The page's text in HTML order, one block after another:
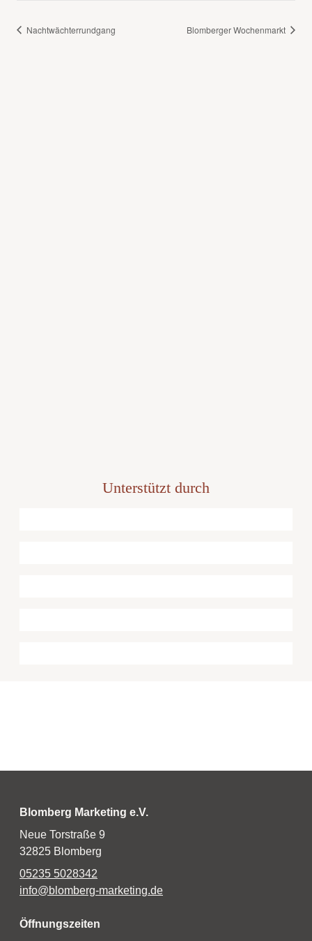
Nachtwächterrundgang Blomberger Wochenmarkt
Unterstützt durch
Blomberg Marketing e.V.
Neue Torstraße 9
32825 Blomberg
05235 5028342
info@blomberg-marketing.de
Öffnungszeiten